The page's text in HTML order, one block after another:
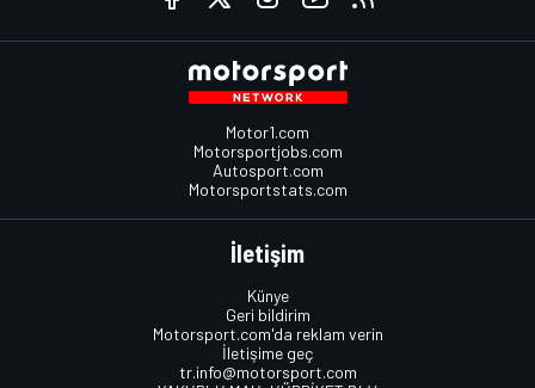
Motor1.com
Motorsportjobs.com
Autosport.com
Motorsportstats.com
İletişim
Künye
Geri bildirim
Motorsport.com'da reklam verin
İletişime geç
tr.info@motorsport.com